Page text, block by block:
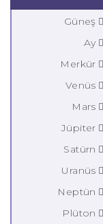
Güneş
Ay
Merkür
Venüs
Mars
Jüpiter
Satürn
Uranüs
Neptün
Plüton